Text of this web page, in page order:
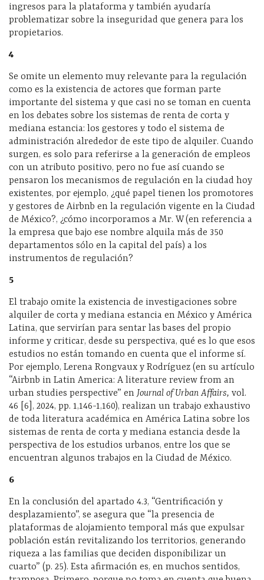
ingresos para la plataforma y también ayudaría
problematizar sobre la inseguridad que genera para los
propietarios.
4
Se omite un elemento muy relevante para la regulación
como es la existencia de actores que forman parte
importante del sistema y que casi no se toman en cuenta
en los debates sobre los sistemas de renta de corta y
mediana estancia: los gestores y todo el sistema de
administración alrededor de este tipo de alquiler. Cuando
surgen, es solo para referirse a la generación de empleos
con un atributo positivo, pero no fue así cuando se
pensaron los mecanismos de regulación en la ciudad hoy
existentes, por ejemplo, ¿qué papel tienen los promotores
y gestores de Airbnb en la regulación vigente en la Ciudad
de México?, ¿cómo incorporamos a Mr. W (en referencia a
la empresa que bajo ese nombre alquila más de 350
departamentos sólo en la capital del país) a los
instrumentos de regulación?
5
El trabajo omite la existencia de investigaciones sobre
alquiler de corta y mediana estancia en México y América
Latina, que servirían para sentar las bases del propio
informe y criticar, desde su perspectiva, qué es lo que esos
estudios no están tomando en cuenta que el informe sí.
Por ejemplo, Lerena Rongvaux y Rodríguez (en su artículo
“Airbnb in Latin America: A literature review from an
urban studies perspective” en Journal of Urban Affairs, vol.
46 [6], 2024, pp. 1,146-1,160), realizan un trabajo exhaustivo
de toda literatura académica en América Latina sobre los
sistemas de renta de corta y mediana estancia desde la
perspectiva de los estudios urbanos, entre los que se
encuentran algunos trabajos en la Ciudad de México.
6
En la conclusión del apartado 4.3, “Gentrificación y
desplazamiento”, se asegura que “la presencia de
plataformas de alojamiento temporal más que expulsar
población están revitalizando los territorios, generando
riqueza a las familias que deciden disponibilizar un
cuarto” (p. 25). Esta afirmación es, en muchos sentidos,